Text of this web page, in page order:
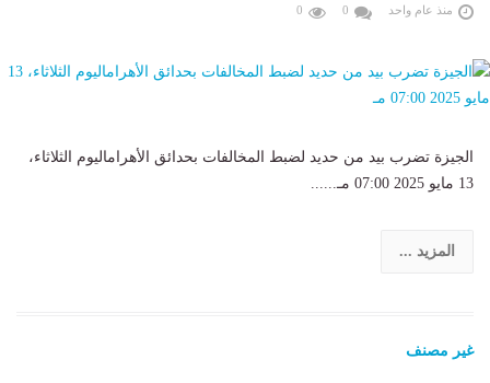
منذ عام واحد 0
0
الجيزة تضرب بيد من حديد لضبط المخالفات بحدائق الأهراماليوم الثلاثاء،
13 مايو 2025 07:00 مـ......
المزيد ...
غير مصنف